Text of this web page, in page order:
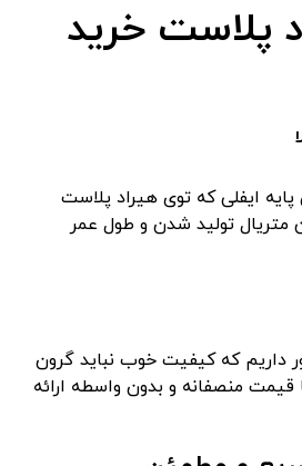
پلاست خرید
پایه ایفلی که توی هیراد پلاست
متریال تولید شدن و طول عمر
داریم که کیفیت خوب نباید گرون
قیمت منصفانه و بدون واسطه ارائه